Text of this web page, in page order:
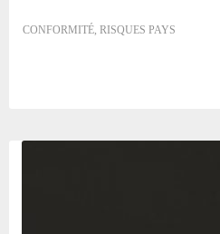
CONFORMITÉ, RISQUES PAYS